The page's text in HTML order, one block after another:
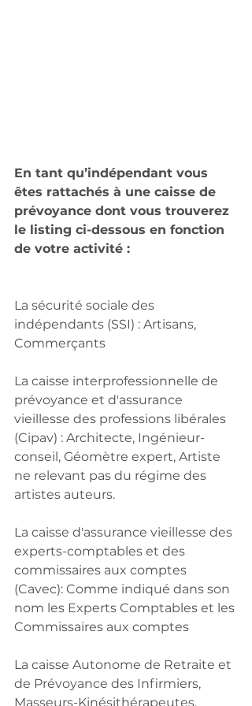
En tant qu’indépendant vous
êtes rattachés à une caisse de
prévoyance dont vous trouverez
le listing ci-dessous en fonction
de votre activité :
La sécurité sociale des
indépendants (SSI) : Artisans,
Commerçants
La caisse interprofessionnelle de
prévoyance et d'assurance
vieillesse des professions libérales
(Cipav) : Architecte, Ingénieur-
conseil, Géomètre expert, Artiste
ne relevant pas du régime des
artistes auteurs.
La caisse d'assurance vieillesse des
experts-comptables et des
commissaires aux comptes
(Cavec): Comme indiqué dans son
nom les Experts Comptables et les
Commissaires aux comptes
La caisse Autonome de Retraite et
de Prévoyance des Infirmiers,
Masseurs-Kinésithérapeutes,